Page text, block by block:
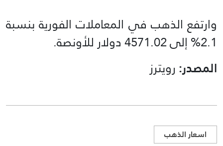
وارتفع الذهب في المعاملات الفورية بنسبة
2.1% إلى 4571.02 دولار للأونصة.
المصدر: رويترز
اسعار الذهب